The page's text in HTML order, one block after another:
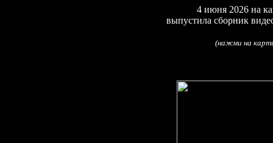
4 июня 2026 на
выпустила сборник
(нажми на